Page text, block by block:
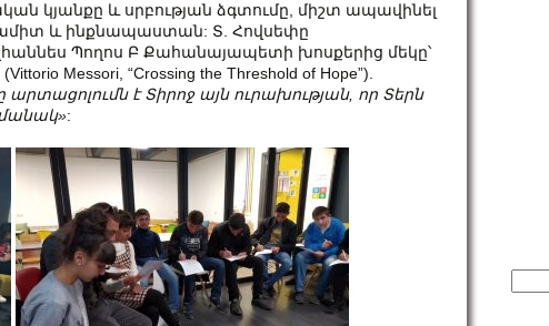
կյանքը և սրբության ձգտումը, միշտ ապավինել
և ինքնապաստան: Տ. Հովսեփը
Պողոս Բ Քահանայապետի խոսքերից մեկը՝
Messori, “Crossing the Threshold of Hope”).
է Տիրոջ այն ուրախության, որ Տերն
:
for: